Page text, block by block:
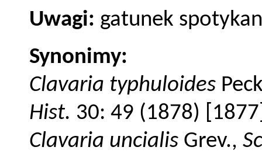
Uwagi: gatunek
Synonimy:
Clavaria typhuloides
Hist. 30: 49 (1878)
Clavaria uncialis Grev.,